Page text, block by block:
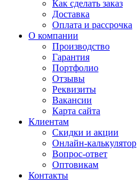
Как сделать заказ
Доставка
Оплата и рассрочка
О компании
Производство
Гарантия
Портфолио
Отзывы
Реквизиты
Вакансии
Карта сайта
Клиентам
Скидки и акции
Онлайн-калькулятор
Вопрос-ответ
Оптовикам
Контакты